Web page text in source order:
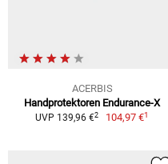
ACERBIS
Handprotektoren Endurance-X
UVP 139,96 €2 104,97 €1